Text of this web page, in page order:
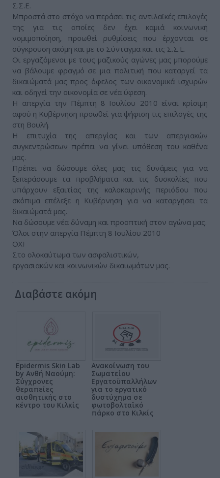
Σ.Σ.Ε.
Μπροστά στο στόχο να περάσει τις αντιλαϊκές επιλογές
της για τις οποίες δεν έχει καμιά κοινωνική
νομιμοποίηση, προωθεί ρυθμίσεις που έρχονται σε
σύγκρουση ακόμη και με το Σύνταγμα και τις Σ.Σ.Ε.
Οι εργαζόμενοι με τους μαζικούς αγώνες μας μπορούμε
να βάλουμε φραγμό σε μια πολιτική που καταργεί τα
δικαιώματά μας προς όφελος των οικονομικά ισχυρών
και οδηγεί την οικονομία σε νέα ύφεση.
Η απεργία την Πέμπτη 8 Ιουλίου 2010 είναι κρίσιμη
αφού η Κυβέρνηση προωθεί για ψήφιση τις επιλογές της
στη Βουλή.
Η επιτυχία της απεργίας και των απεργιακών
συγκεντρώσεων πρέπει να γίνει υπόθεση του καθένα
μας.
Πρέπει να δώσουμε όλες μας τις δυνάμεις για να
ξεπεράσουμε τα προβλήματα και τις δυσκολίες που
υπάρχουν εξαιτίας της καλοκαιρινής περιόδου που
σκόπιμα επέλεξε η Κυβέρνηση για να καταργήσει τα
δικαιώματά μας.
Να δώσουμε νέα δύναμη και προοπτική στον αγώνα μας.
Όλοι στην απεργία Πέμπτη 8 Ιουλίου 2010
ΟΧΙ
Στο ολοκαύτωμα των ασφαλιστικών,
εργασιακών και κοινωνικών δικαιωμάτων μας.
Διαβάστε ακόμη
Epidermis Skin Lab
by Ανθή Ναούμη:
Σύγχρονες
θεραπείες
αισθητικής στο
κέντρο του Κιλκίς
Ανακοίνωση του
Σωματείου
Εργατοϋπαλλήλων
για το εργατικό
δυστύχημα σε
φωτοβολταϊκό
πάρκο στο Κιλκίς